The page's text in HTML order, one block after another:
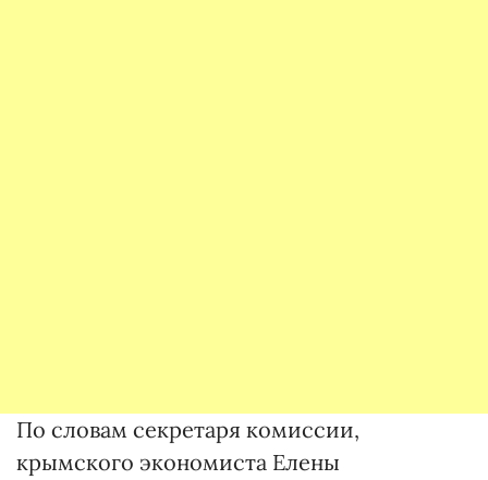
По словам секретаря комиссии,
крымского экономиста Елены